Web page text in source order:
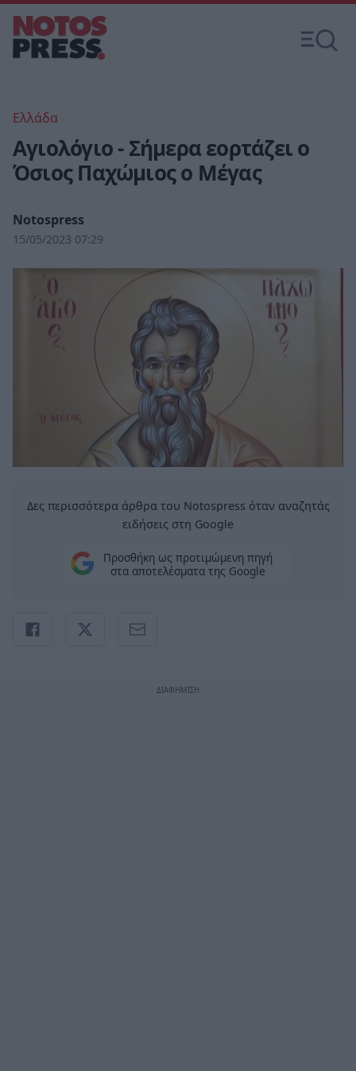
Ελλάδα
Αγιολόγιο - Σήμερα εορτάζει ο
Όσιος Παχώμιος ο Μέγας
Notospress
15/05/2023 07:29
Δες περισσότερα άρθρα του Notospress όταν αναζητάς
ειδήσεις στη Google
Προσθήκη ως προτιμώμενη πηγή
στα αποτελέσματα της Google